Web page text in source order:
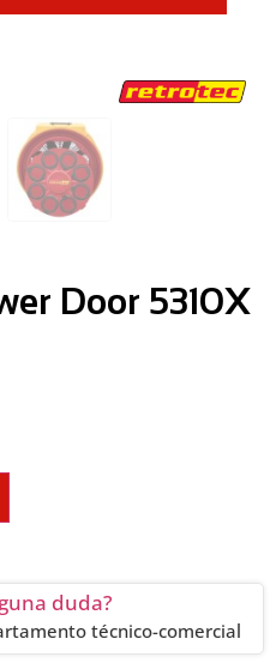
Door 5310X
duda?
técnico-comercial